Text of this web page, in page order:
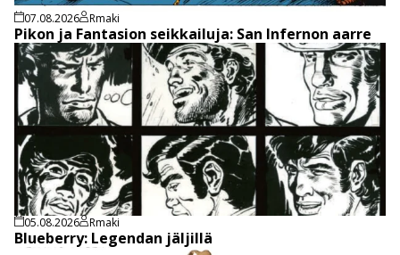
07.08.2026 Rmaki
Pikon ja Fantasion seikkailuja: San Infernon aarre
05.08.2026 Rmaki
Blueberry: Legendan jäljillä